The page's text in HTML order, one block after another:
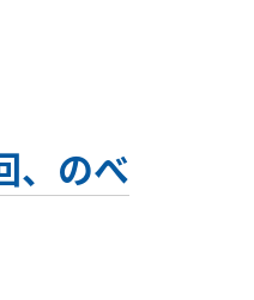
、のべ